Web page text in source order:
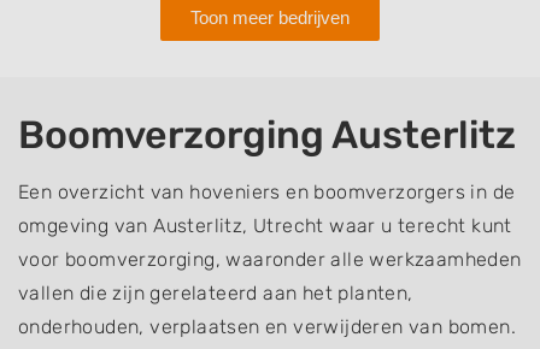
Toon meer bedrijven
Boomverzorging Austerlitz
Een overzicht van hoveniers en boomverzorgers in de
omgeving van Austerlitz, Utrecht waar u terecht kunt
voor boomverzorging, waaronder alle werkzaamheden
vallen die zijn gerelateerd aan het planten,
onderhouden, verplaatsen en verwijderen van bomen.